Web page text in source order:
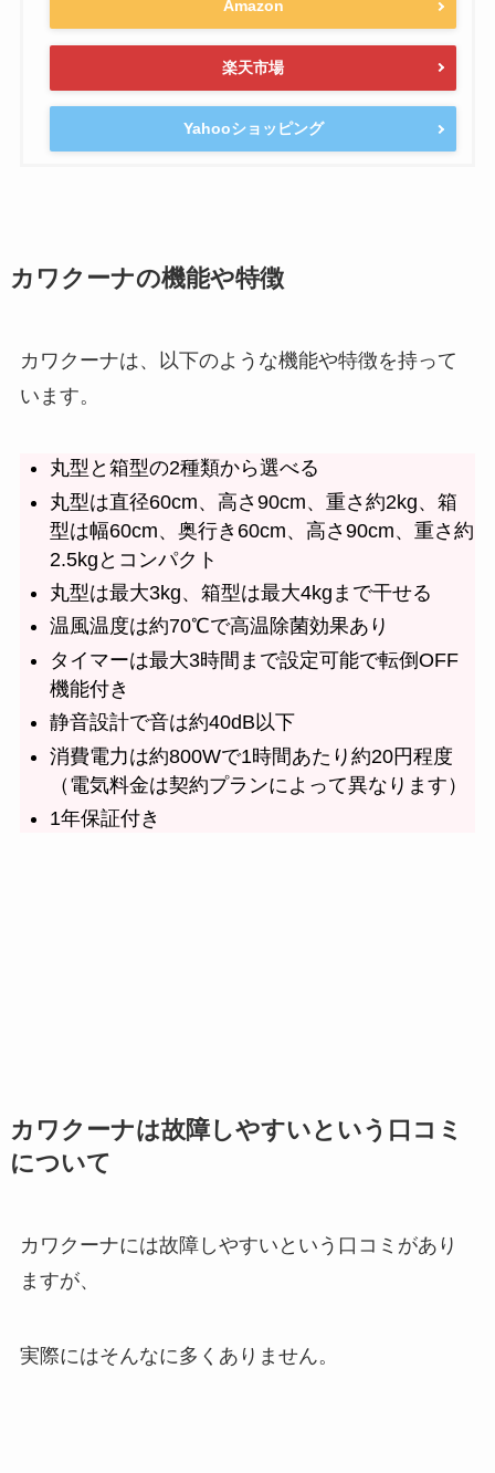
Amazon
楽天市場
Yahooショッピング
カワクーナの機能や特徴
カワクーナは、以下のような機能や特徴を持って
います。
丸型と箱型の2種類から選べる
丸型は直径60cm、高さ90cm、重さ約2kg、箱
型は幅60cm、奥行き60cm、高さ90cm、重さ約
2.5kgとコンパクト
丸型は最大3kg、箱型は最大4kgまで干せる
温風温度は約70℃で高温除菌効果あり
タイマーは最大3時間まで設定可能で転倒OFF
機能付き
静音設計で音は約40dB以下
消費電力は約800Wで1時間あたり約20円程度
（電気料金は契約プランによって異なります）
1年保証付き
カワクーナは故障しやすいという口コミ
について
カワクーナには故障しやすいという口コミがあり
ますが、
実際にはそんなに多くありません。